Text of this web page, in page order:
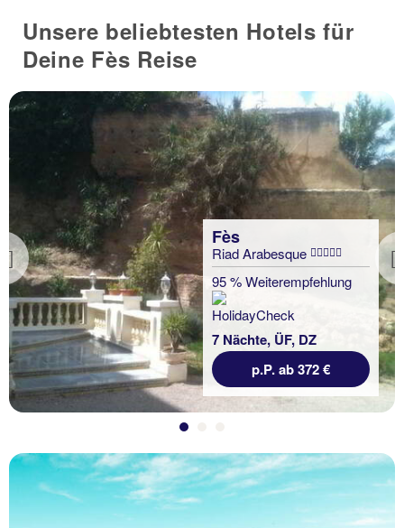
Unsere beliebtesten Hotels für
Deine Fès Reise
Previous
Fès
Riad Arabesque
95 % Weiterempfehlung
7 Nächte, ÜF, DZ
p.P. ab 372 €